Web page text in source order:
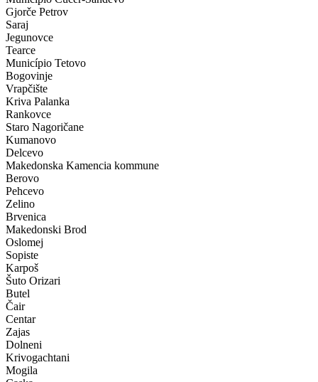
Gjorče Petrov
Saraj
Jegunovce
Tearce
Município Tetovo
Bogovinje
Vrapčište
Kriva Palanka
Rankovce
Staro Nagoričane
Kumanovo
Delcevo
Makedonska Kamencia kommune
Berovo
Pehcevo
Zelino
Brvenica
Makedonski Brod
Oslomej
Sopiste
Karpoš
Šuto Orizari
Butel
Čair
Centar
Zajas
Dolneni
Krivogachtani
Mogila